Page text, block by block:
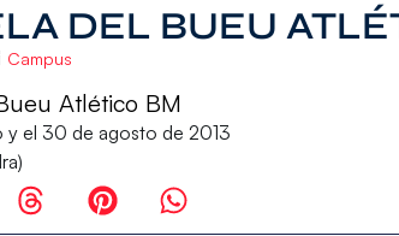
DEL BUEU
Campus
Atlético BM
y el 30 de agosto de 2013